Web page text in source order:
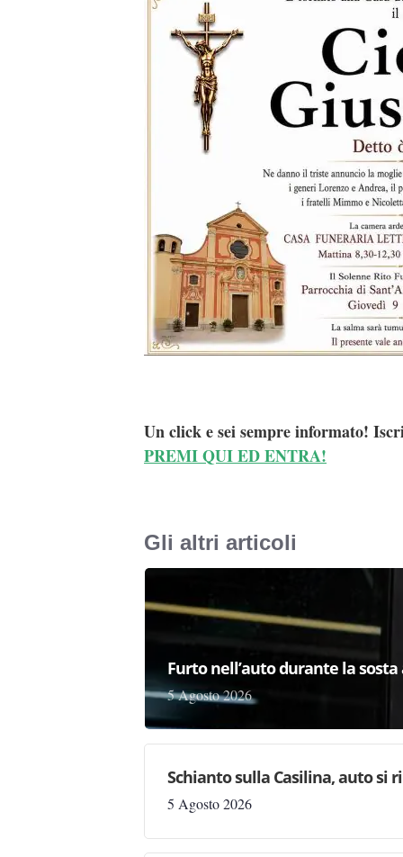
Un click e sei sempre informato!
PREMI QUI ED ENTRA!
Gli altri articoli
Furto nell’auto durante la
5 Agosto 2026
Schianto sulla Casilina, auto si
5 Agosto 2026